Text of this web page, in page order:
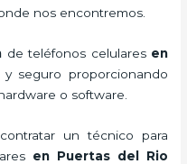
nos encontremos.
de teléfonos celularesen
seguro proporcionando
o software.
un técnico para
en Puertas del Rio